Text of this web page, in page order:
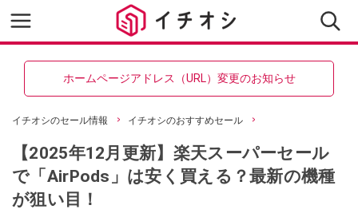
ホームページアドレス（URL）変更のお知らせ
イチオシのセール情報 イチオシのおすすめセール
【2025年12月更新】楽天スーパーセール
で「AirPods」は安く買える？最新の機種
が狙い目！